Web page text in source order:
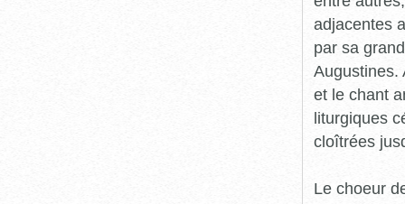
adjacentes
par sa
Augustines.
et le chant
liturgiques
cloîtrées
Le choeur